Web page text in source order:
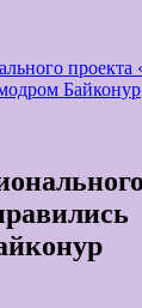
проекта
Байконур